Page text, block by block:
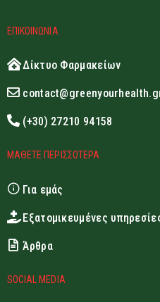
ΕΠΙΚΟΙΝΩΝΙΑ
Δίκτυο Φαρμακείων
(+30) 27210 94158
ΜΑΘΕΤΕ ΠΕΡΙΣΣΟΤΕΡΑ
Για εμάς
Εξατομικευμένες
Άρθρα
SOCIAL MEDIA